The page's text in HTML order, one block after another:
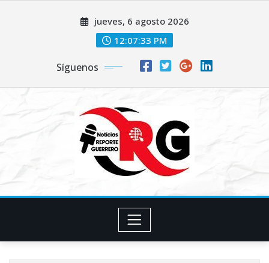
jueves, 6 agosto 2026
12:07:34 PM
Síguenos